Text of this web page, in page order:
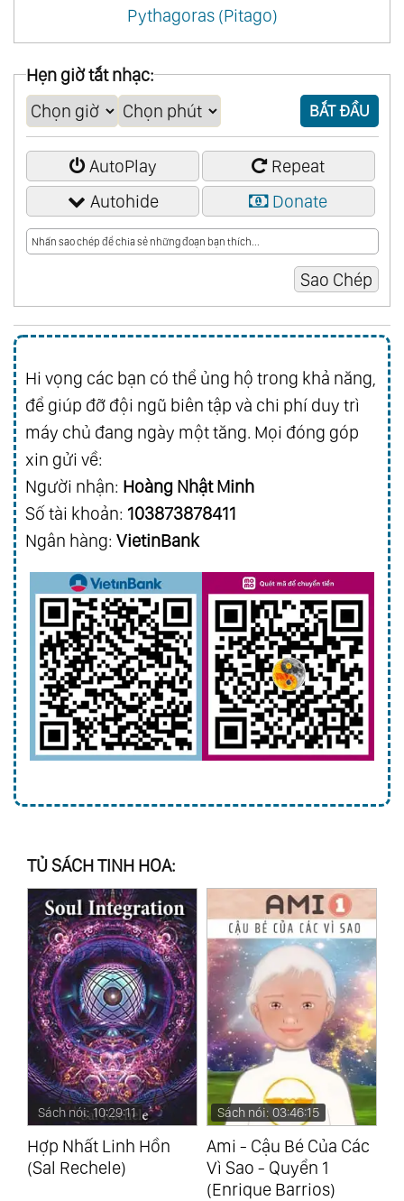
Pythagoras (Pitago)
Hẹn giờ tắt nhạc:
BẮT ĐẦU
AutoPlay
Repeat
Autohide
Donate
Hi vọng các bạn có thể ủng hộ trong khả năng,
để giúp đỡ đội ngũ biên tập và chi phí duy trì
máy chủ đang ngày một tăng. Mọi đóng góp
xin gửi về:
Người nhận: Hoàng Nhật Minh
Số tài khoản: 103873878411
Ngân hàng: VietinBank
TỦ SÁCH TINH HOA:
Sách nói: 03:46:15
Ami - Cậu Bé Của Các
Vì Sao - Quyển 1
Sách nói: 03:44:43
Tự Chữa Lành (Nhiều
Tác Giả)